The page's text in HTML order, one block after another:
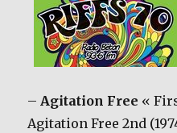
–Agitation Free «
Agitation Free 2nd